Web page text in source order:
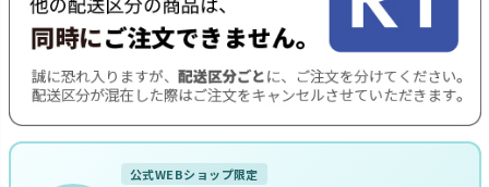
公式WEBショップ限定